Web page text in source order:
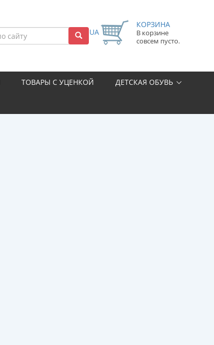
UA
КОРЗИНА
В корзине
совсем пусто.
ТОВАРЫ С УЦЕНКОЙ ДЕТСКАЯ ОБУВЬ